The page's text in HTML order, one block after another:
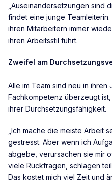
„Auseinandersetzungen sind
findet eine junge
ihren Mitarbeitern immer
ihren Arbeitsstil führt.
Zweifel am
Alle im Team sind neu in
Fachkompetenz überzeugt
ihrer Durchsetzungsfähigkeit.
„Ich mache die meiste Arbeit
gestresst. Aber wenn ich
abgebe, verursachen sie mir
viele Rückfragen, schlagen
Das kostet mich viel Zeit und